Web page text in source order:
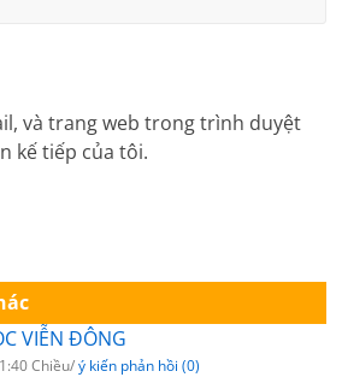
và trang web trong trình duyệt
kế tiếp của tôi.
VIỄN ĐÔNG
Chiều/ý kiến phản hồi (0)